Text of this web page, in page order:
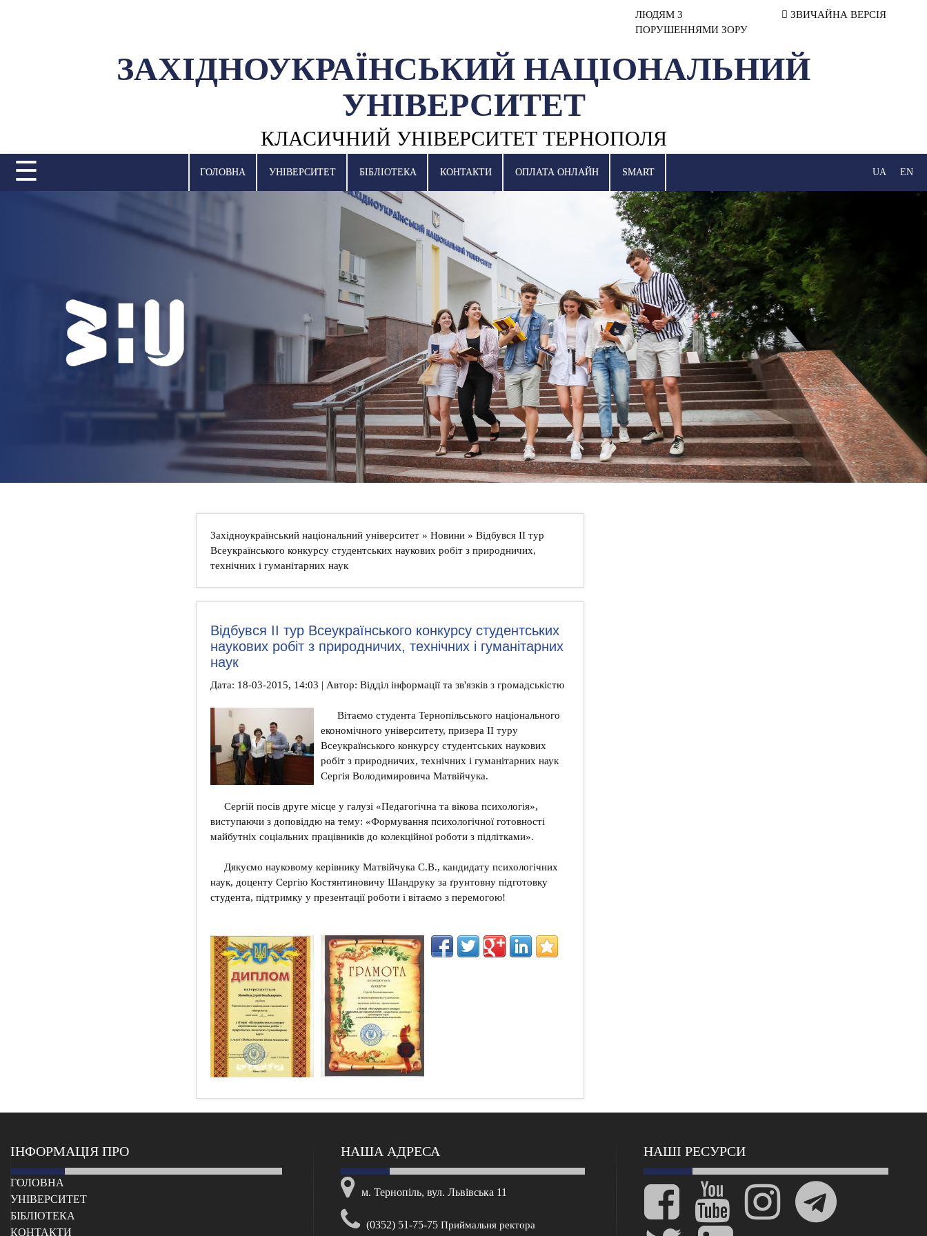
ЛЮДЯМ З
ПОРУШЕННЯМИ ЗОРУ
ЗВИЧАЙНА ВЕРСІЯ
ЗАХІДНОУКРАЇНСЬКИЙ НАЦІОНАЛЬНИЙ
УНІВЕРСИТЕТ
КЛАСИЧНИЙ УНІВЕРСИТЕТ ТЕРНОПОЛЯ
МІЖНАРОДНА ДІЯЛЬНІСТЬ
☰ ГОЛОВНА УНІВЕРСИТЕТ БІБЛІОТЕКА КОНТАКТИ ОПЛАТА ОНЛАЙН SMART UA EN
Західноукраїнський національний університет» Новини» Відбувся ІІ тур
Всеукраїнського конкурсу студентських наукових робіт з природничих,
технічних і гуманітарних наук
Відбувся ІІ тур Всеукраїнського конкурсу студентських
наукових робіт з природничих, технічних і гуманітарних
наук
Дата: 18-03-2015, 14:03 | Автор: Відділ інформації та зв'язків з громадськістю
Вітаємо студента Тернопільського національного
економічного університету, призера ІІ туру
Всеукраїнського конкурсу студентських наукових
робіт з природничих, технічних і гуманітарних наук
Сергія Володимировича Матвійчука.
Сергій посів друге місце у галузі «Педагогічна та вікова психологія»,
виступаючи з доповіддю на тему: «Формування психологічної готовності
майбутніх соціальних працівників до колекційної роботи з підлітками».
Дякуємо науковому керівнику Матвійчука С.В., кандидату психологічних
наук, доценту Сергію Костянтиновичу Шандруку за ґрунтовну підготовку
студента, підтримку у презентації роботи і вітаємо з перемогою!
ІНФОРМАЦІЯ ПРО
ГОЛОВНА
УНІВЕРСИТЕТ
БІБЛІОТЕКА
КОНТАКТИ
НАША АДРЕСА
м. Тернопіль, вул. Львівська 11
(0352) 51-75-75 Приймальня ректора
НАШІ РЕСУРСИ